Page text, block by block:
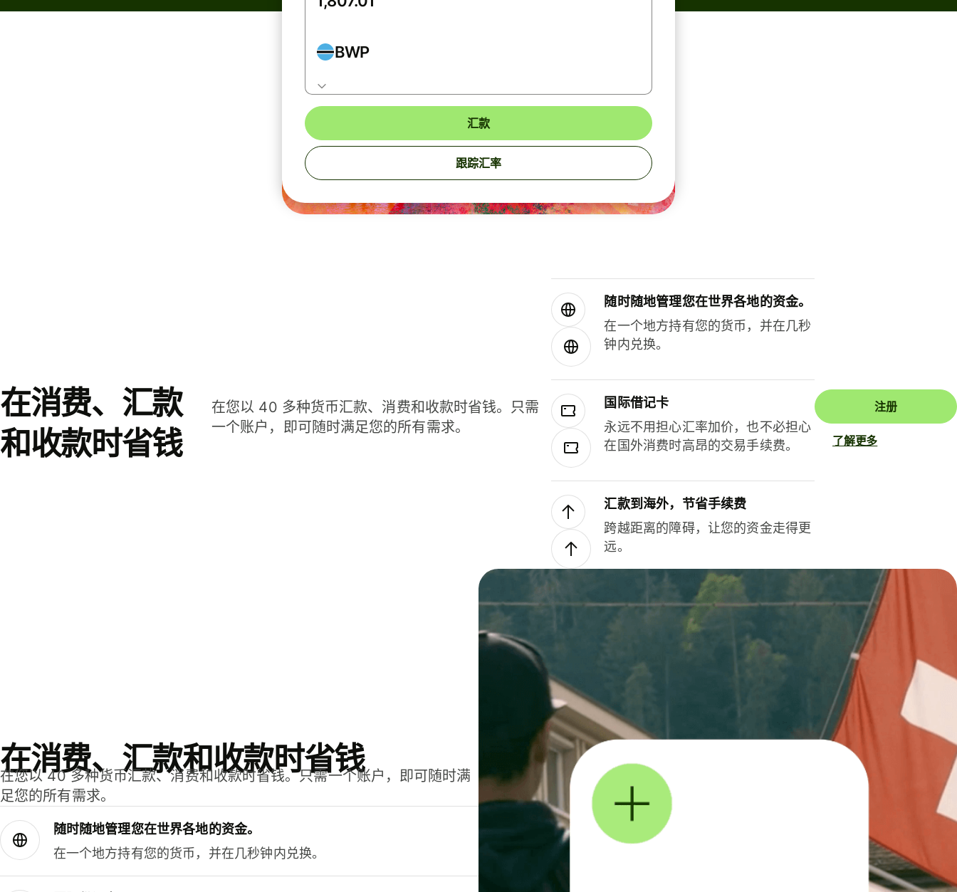
BWP
汇款
跟踪汇率
在消费、汇款
和收款时省钱
在您以 40 多种货币汇款、消费和收款时省钱。只需
一个账户，即可随时满足您的所有需求。
随时随地管理您在世界各地的资金。
在一个地方持有您的货币，并在几秒
钟内兑换。
国际借记卡
永远不用担心汇率加价，也不必担心
在国外消费时高昂的交易手续费。
汇款到海外，节省手续费
跨越距离的障碍，让您的资金走得更
远。
注册
了解更多
在消费、汇款和收款时省钱
在您以 40 多种货币汇款、消费和收款时省钱。只需一个账户，即可随时满
足您的所有需求。
随时随地管理您在世界各地的资金。
在一个地方持有您的货币，并在几秒钟内兑换。